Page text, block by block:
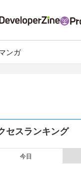
ンガ
セスランキング
今日